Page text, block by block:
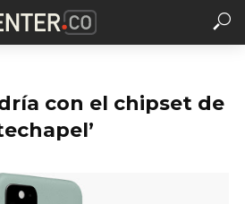
con el chipset de